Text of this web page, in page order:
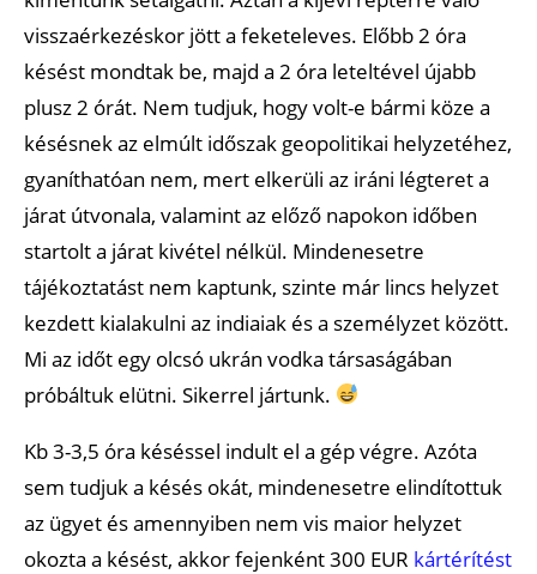
visszaérkezéskor jött a feketeleves. Előbb 2 óra
késést mondtak be, majd a 2 óra leteltével újabb
plusz 2 órát. Nem tudjuk, hogy volt-e bármi köze a
késésnek az elmúlt időszak geopolitikai helyzetéhez,
gyaníthatóan nem, mert elkerüli az iráni légteret a
járat útvonala, valamint az előző napokon időben
startolt a járat kivétel nélkül. Mindenesetre
tájékoztatást nem kaptunk, szinte már lincs helyzet
kezdett kialakulni az indiaiak és a személyzet között.
Mi az időt egy olcsó ukrán vodka társaságában
próbáltuk elütni. Sikerrel jártunk.
Kb 3-3,5 óra késéssel indult el a gép végre. Azóta
sem tudjuk a késés okát, mindenesetre elindítottuk
az ügyet és amennyiben nem vis maior helyzet
okozta a késést, akkor fejenként 300 EUR kártérítést